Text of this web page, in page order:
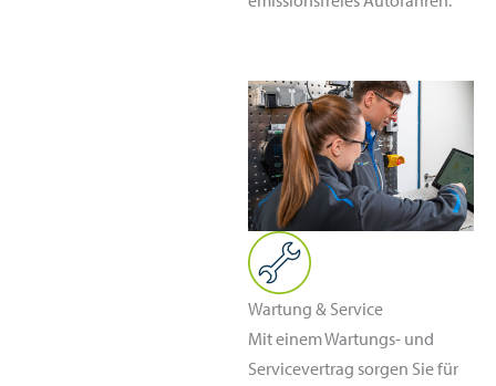
Wartung & Service
Mit einem Wartungs- und
Servicevertrag sorgen Sie für